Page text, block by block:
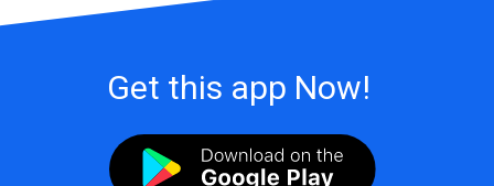
Get this app Now!